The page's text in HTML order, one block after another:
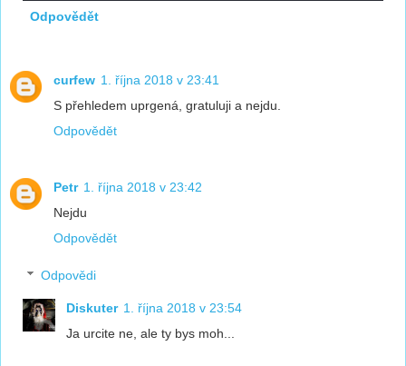
Odpovědět
curfew 1. října 2018 v 23:41
S přehledem uprgená, gratuluji a nejdu.
Odpovědět
Petr 1. října 2018 v 23:42
Nejdu
Odpovědět
Odpovědi
Diskuter 1. října 2018 v 23:54
Ja urcite ne, ale ty bys moh...